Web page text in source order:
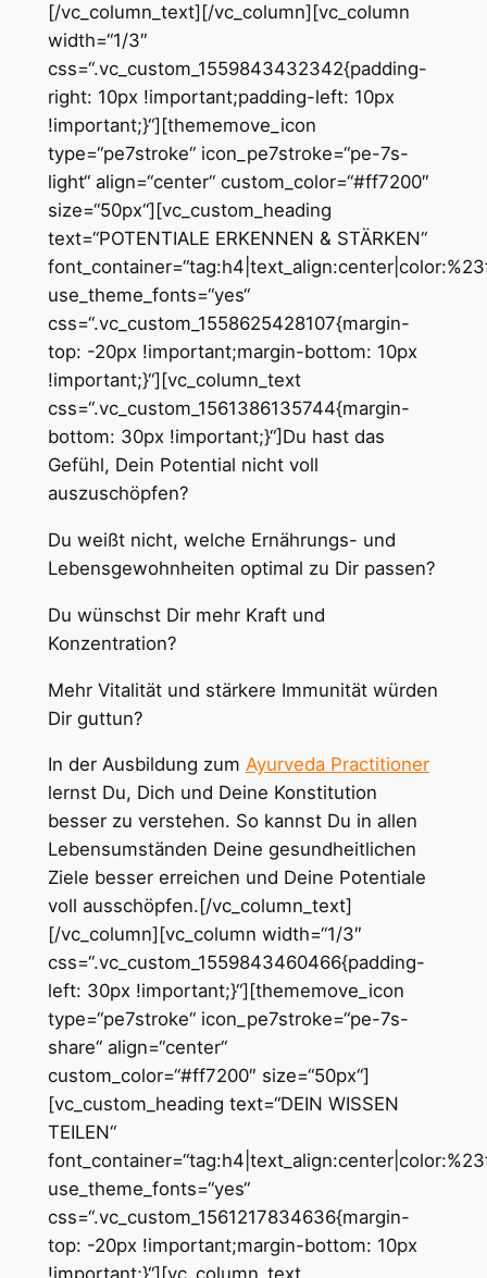
[/vc_column_text][/vc_column][vc_column
width=“1/3″
css=“.vc_custom_1559843432342{padding-
right: 10px !important;padding-left: 10px
!important;}“][thememove_icon
type=“pe7stroke“ icon_pe7stroke=“pe-7s-
light“ align=“center“ custom_color=“#ff7200″
size=“50px“][vc_custom_heading
text=“POTENTIALE ERKENNEN & STÄRKEN“
use_theme_fonts=“yes“
css=“.vc_custom_1558625428107{margin-
top: -20px !important;margin-bottom: 10px
!important;}“][vc_column_text
css=“.vc_custom_1561386135744{margin-
bottom: 30px !important;}“]Du hast das
Gefühl, Dein Potential nicht voll
auszuschöpfen?
Du weißt nicht, welche Ernährungs- und
Lebensgewohnheiten optimal zu Dir passen?
Du wünschst Dir mehr Kraft und
Konzentration?
Mehr Vitalität und stärkere Immunität würden
Dir guttun?
In der Ausbildung zum Ayurveda Practitioner
lernst Du, Dich und Deine Konstitution
besser zu verstehen. So kannst Du in allen
Lebensumständen Deine gesundheitlichen
Ziele besser erreichen und Deine Potentiale
voll ausschöpfen.[/vc_column_text]
[/vc_column][vc_column width=“1/3″
css=“.vc_custom_1559843460466{padding-
left: 30px !important;}“][thememove_icon
type=“pe7stroke“ icon_pe7stroke=“pe-7s-
share“ align=“center“
custom_color=“#ff7200″ size=“50px“]
[vc_custom_heading text=“DEIN WISSEN
TEILEN“
use_theme_fonts=“yes“
css=“.vc_custom_1561217834636{margin-
top: -20px !important;margin-bottom: 10px